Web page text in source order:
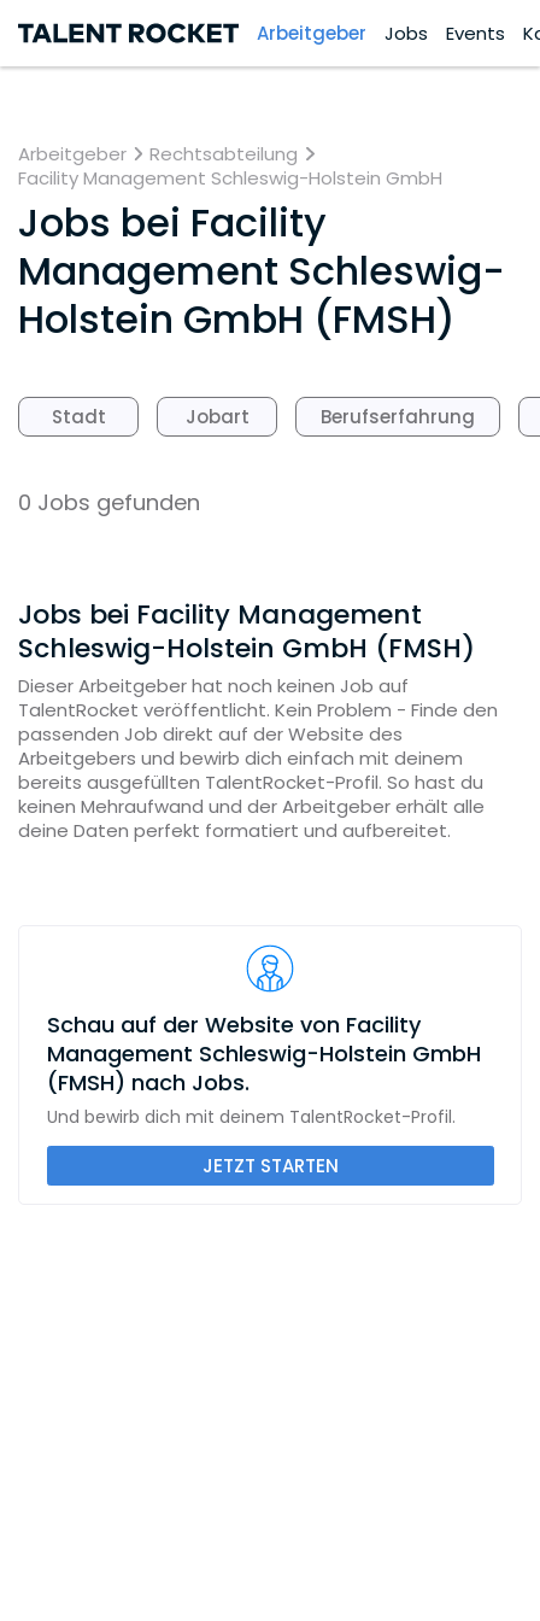
Arbeitgeber Jobs Events
Arbeitgeber
Rechtsabteilung
Facility Management Schleswig-Holstein GmbH
Jobs bei Facility
Management Schleswig-
Holstein GmbH (FMSH)
Stadt Jobart Berufserfahrung
0 Jobs gefunden
Jobs bei Facility Management
Schleswig-Holstein GmbH (FMSH)
Dieser Arbeitgeber hat noch keinen Job auf
TalentRocket veröffentlicht. Kein Problem - Finde den
passenden Job direkt auf der Website des
Arbeitgebers und bewirb dich einfach mit deinem
bereits ausgefüllten TalentRocket-Profil. So hast du
keinen Mehraufwand und der Arbeitgeber erhält alle
deine Daten perfekt formatiert und aufbereitet.
Schau auf der Website von Facility
Management Schleswig-Holstein GmbH
(FMSH) nach Jobs.
Und bewirb dich mit deinem TalentRocket-Profil.
JETZT STARTEN